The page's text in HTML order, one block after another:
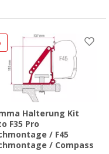
Halterung Kit
F35 Pro
/ F45
/ Compass